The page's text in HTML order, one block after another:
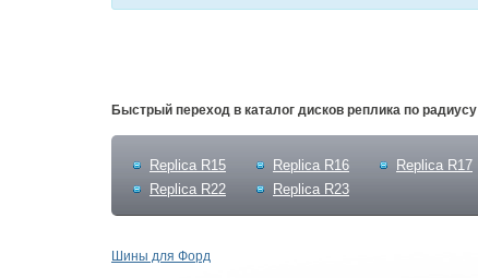
Быстрый переход в каталог дисков реплика по радиусу
Replica R15 Replica R16 Replica R17
Replica R22
Replica R23
Шины для Форд